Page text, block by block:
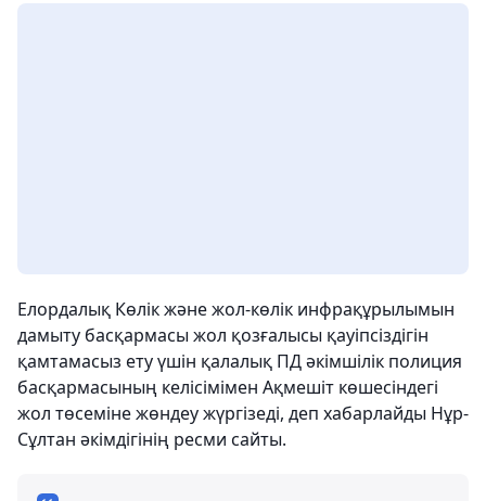
Елордалық Көлік және жол-көлік инфрақұрылымын
дамыту басқармасы жол қозғалысы қауіпсіздігін
қамтамасыз ету үшін қалалық ПД әкімшілік полиция
басқармасының келісімімен Ақмешіт көшесіндегі
жол төсеміне жөндеу жүргізеді, деп хабарлайды Нұр-
Сұлтан әкімдігінің ресми сайты.